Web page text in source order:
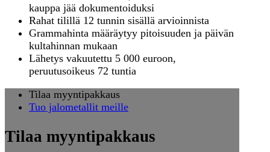
kauppa jää dokumentoiduksi
Rahat tilillä 12 tunnin sisällä arvioinnista
Grammahinta määräytyy pitoisuuden ja päivän
kultahinnan mukaan
Lähetys vakuutettu 5 000 euroon,
peruutusoikeus 72 tuntia
Tilaa myyntipakkaus
Tuo jalometallit meille
Tilaa myyntipakkaus